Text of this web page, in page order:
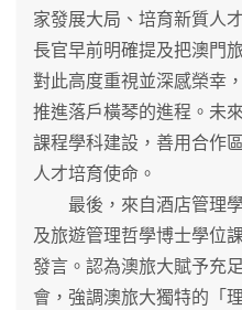
家發展大局、培育新質人
長官早前明確提及把澳門
對此高度重視並深感榮幸
推進落戶橫琴的進程。未
課程學科建設，善用合作
人才培育使命。
最後，來自酒店管理學
及旅遊管理哲學博士學位
發言。認為澳旅大賦予充
會，強調澳旅大獨特的「